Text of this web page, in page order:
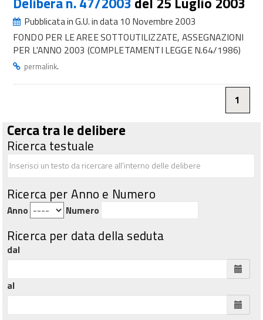
Pubblicata in G.U. in data 10 Novembre 2003
FONDO PER LE AREE SOTTOUTILIZZATE, ASSEGNAZIONI
PER L'ANNO 2003 (COMPLETAMENTI LEGGE N.64/1986)
permalink.
1
Cerca tra le delibere
Ricerca testuale
Ricerca per Anno e Numero
Anno Numero
Ricerca per data della seduta
dal
al